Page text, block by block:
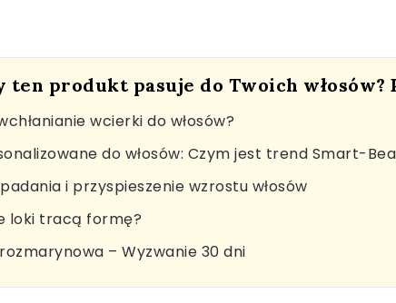
ten produkt pasuje do Twoich włosów?
wcierki do włosów?
do włosów: Czym jest trend Smart-
i przyspieszenie wzrostu włosów
loki tracą formę?
– Wyzwanie 30 dni